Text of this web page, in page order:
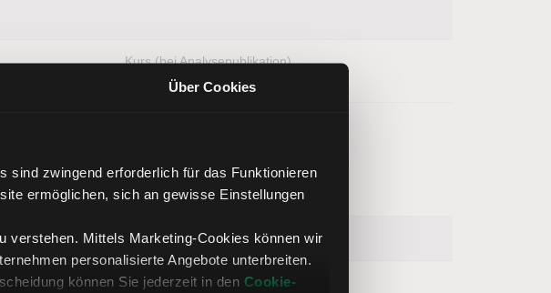
Über Cookies
sind zwingend erforderlich für das Funktionieren
ermöglichen, sich an gewisse Einstellungen
verstehen. Mittels Marketing-Cookies können wir
personalisierte Angebote unterbreiten.
können Sie jederzeit in den Cookie-
Kurs (bei Analysepublikation)
70,17 USD
Kurs (bei Analysepublikation)